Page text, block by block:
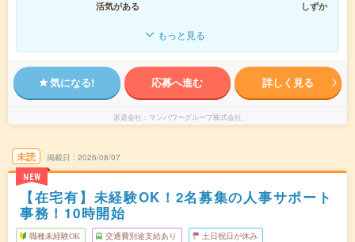
活気がある
しずか
もっと見る
気になる! 応募へ進む 詳しく見る
派遣会社 マンパワーグループ株式会社
未読
NEW
掲載日 2026/08/07
【在宅有】未経験OK！2名募集の人事サポート
事務！10時開始
職種未経験OK 交通費別途支給あり 土日祝日が休み